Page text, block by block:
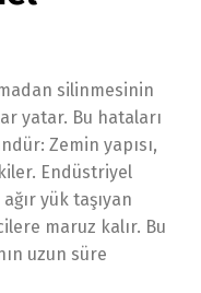
silinmesinin
yatar. Bu hataları
Zemin yapısı,
Endüstriyel
yük taşıyan
maruz kalır. Bu
uzun süre